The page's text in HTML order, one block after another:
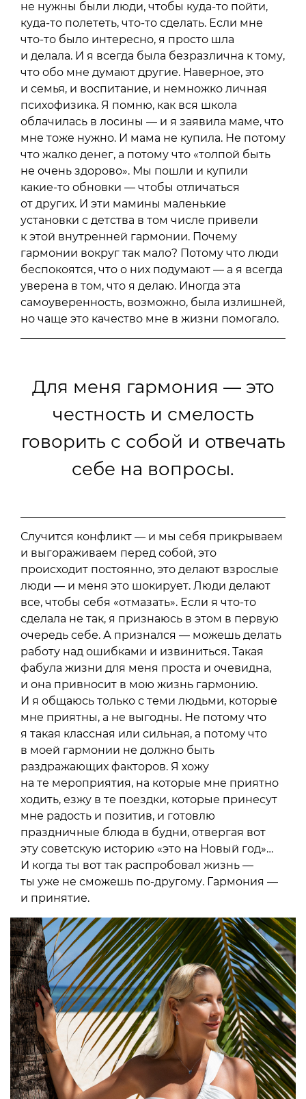
не нужны были люди, чтобы куда-то пойти,
куда-то полететь, что-то сделать. Если мне
что-то было интересно, я просто шла
и делала. И я всегда была безразлична к тому,
что обо мне думают другие. Наверное, это
и семья, и воспитание, и немножко личная
психофизика. Я помню, как вся школа
облачилась в лосины — и я заявила маме, что
мне тоже нужно. И мама не купила. Не потому
что жалко денег, а потому что «толпой быть
не очень здорово». Мы пошли и купили
какие-то обновки — чтобы отличаться
от других. И эти мамины маленькие
установки с детства в том числе привели
к этой внутренней гармонии. Почему
гармонии вокруг так мало? Потому что люди
беспокоятся, что о них подумают — а я всегда
уверена в том, что я делаю. Иногда эта
самоуверенность, возможно, была излишней,
но чаще это качество мне в жизни помогало.
Для меня гармония — это
честность и смелость
говорить с собой и отвечать
себе на вопросы.
Случится конфликт — и мы себя прикрываем
и выгораживаем перед собой, это
происходит постоянно, это делают взрослые
люди — и меня это шокирует. Люди делают
все, чтобы себя «отмазать». Если я что-то
сделала не так, я признаюсь в этом в первую
очередь себе. А признался — можешь делать
работу над ошибками и извиниться. Такая
фабула жизни для меня проста и очевидна,
и она привносит в мою жизнь гармонию.
И я общаюсь только с теми людьми, которые
мне приятны, а не выгодны. Не потому что
я такая классная или сильная, а потому что
в моей гармонии не должно быть
раздражающих факторов. Я хожу
на те мероприятия, на которые мне приятно
ходить, езжу в те поездки, которые принесут
мне радость и позитив, и готовлю
праздничные блюда в будни, отвергая вот
эту советскую историю «это на Новый год»…
И когда ты вот так распробовал жизнь —
ты уже не сможешь по-другому. Гармония —
и принятие.